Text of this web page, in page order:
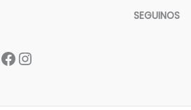
SEGUINOS
Facebook
Instagram